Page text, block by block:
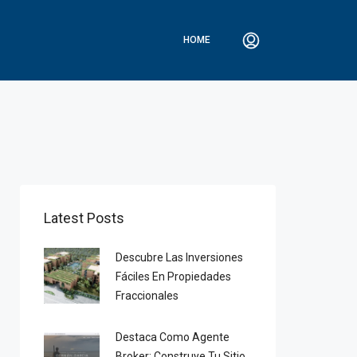
HOME
Latest Posts
Descubre Las Inversiones
Fáciles En Propiedades
Fraccionales
Destaca Como Agente